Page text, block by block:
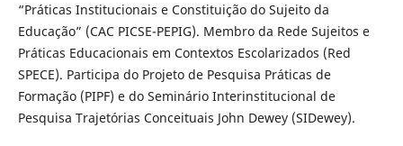
“Práticas Institucionais e Constituição do Sujeito da
Educação” (CAC PICSE-PEPIG). Membro da Rede Sujeitos e
Práticas Educacionais em Contextos Escolarizados (Red
SPECE). Participa do Projeto de Pesquisa Práticas de
Formação (PIPF) e do Seminário Interinstitucional de
Pesquisa Trajetórias Conceituais John Dewey (SIDewey).